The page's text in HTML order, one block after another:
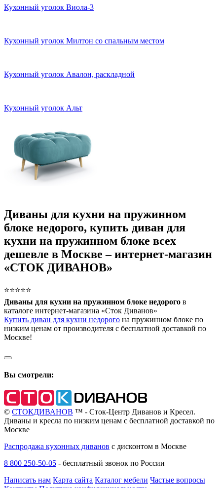
Кухонный уголок Виола-3
Кухонный уголок Милтон со спальным местом
Кухонный уголок Авалон, раскладной
Кухонный уголок Альт
Диваны для кухни на пружинном
блоке недорого, купить диван для
кухни на пружинном блоке всех
дешевле в Москве – интернет-магазин
«СТОК ДИВАНОВ»
⭐⭐⭐⭐⭐
Диваны для кухни на пружинном блоке недорого в
каталоге интернет-магазина «Сток Диванов»
Купить диван для кухни недорого на пружинном блоке по
низким ценам от производителя с бесплатной доставкой по
Москве!
Вы смотрели:
© СТОКДИВАНОВ ™ - Сток-Центр Диванов и Кресел.
Диваны и кресла по низким ценам с бесплатной доставкой по
Москве
Распродажа кухонных диванов с дисконтом в Москве
8 800 250-50-05 - бесплатный звонок по России
Написать нам Карта сайта Каталог мебели Частые вопросы